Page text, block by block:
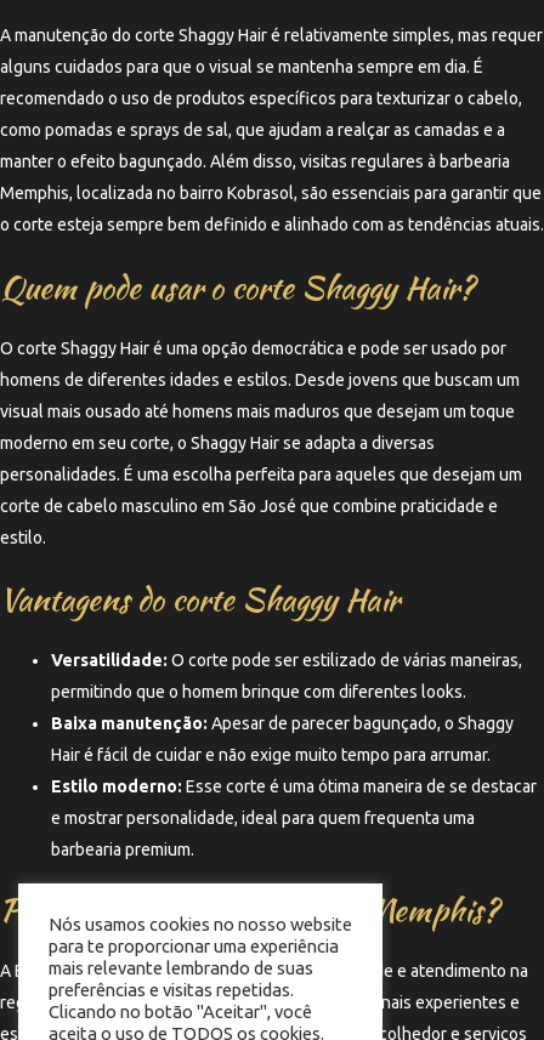
A manutenção do corte Shaggy Hair é relativamente simples, mas requer
alguns cuidados para que o visual se mantenha sempre em dia. É
recomendado o uso de produtos específicos para texturizar o cabelo,
como pomadas e sprays de sal, que ajudam a realçar as camadas e a
manter o efeito bagunçado. Além disso, visitas regulares à barbearia
Memphis, localizada no bairro Kobrasol, são essenciais para garantir que
o corte esteja sempre bem definido e alinhado com as tendências atuais.
Quem pode usar o corte Shaggy Hair?
O corte Shaggy Hair é uma opção democrática e pode ser usado por
homens de diferentes idades e estilos. Desde jovens que buscam um
visual mais ousado até homens mais maduros que desejam um toque
moderno em seu corte, o Shaggy Hair se adapta a diversas
personalidades. É uma escolha perfeita para aqueles que desejam um
corte de cabelo masculino em São José que combine praticidade e
estilo.
Vantagens do corte Shaggy Hair
Versatilidade: O corte pode ser estilizado de várias maneiras,
permitindo que o homem brinque com diferentes looks.
Baixa manutenção: Apesar de parecer bagunçado, o Shaggy
Hair é fácil de cuidar e não exige muito tempo para arrumar.
Estilo moderno: Esse corte é uma ótima maneira de se destacar
e mostrar personalidade, ideal para quem frequenta uma
barbearia premium.
Por que escolher a Barbearia Memphis?
A Barbearia Memphis é uma referência em qualidade e atendimento na
região do Kobrasol, em São José/SC. Com profissionais experientes e
especializados, a barbearia oferece um ambiente acolhedor e serviços
Nós usamos cookies no nosso website
para te proporcionar uma experiência
mais relevante lembrando de suas
preferências e visitas repetidas.
Clicando no botão "Aceitar", você
aceita o uso de TODOS os cookies.